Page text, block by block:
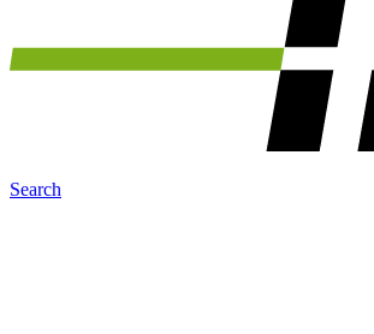
Search